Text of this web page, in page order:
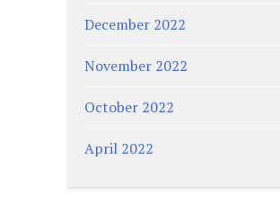
December 2022
November 2022
October 2022
April 2022